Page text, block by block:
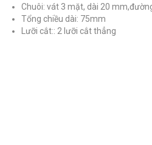
Chuôi: vát 3 mặt, dài 20
Tổng chiều dài: 75mm
Lưỡi cắt:: 2 lưỡi cắt thẳng